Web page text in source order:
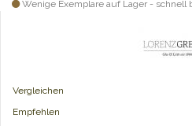
Wenige Exemplare auf Lager - schnell
Vergleichen
Empfehlen